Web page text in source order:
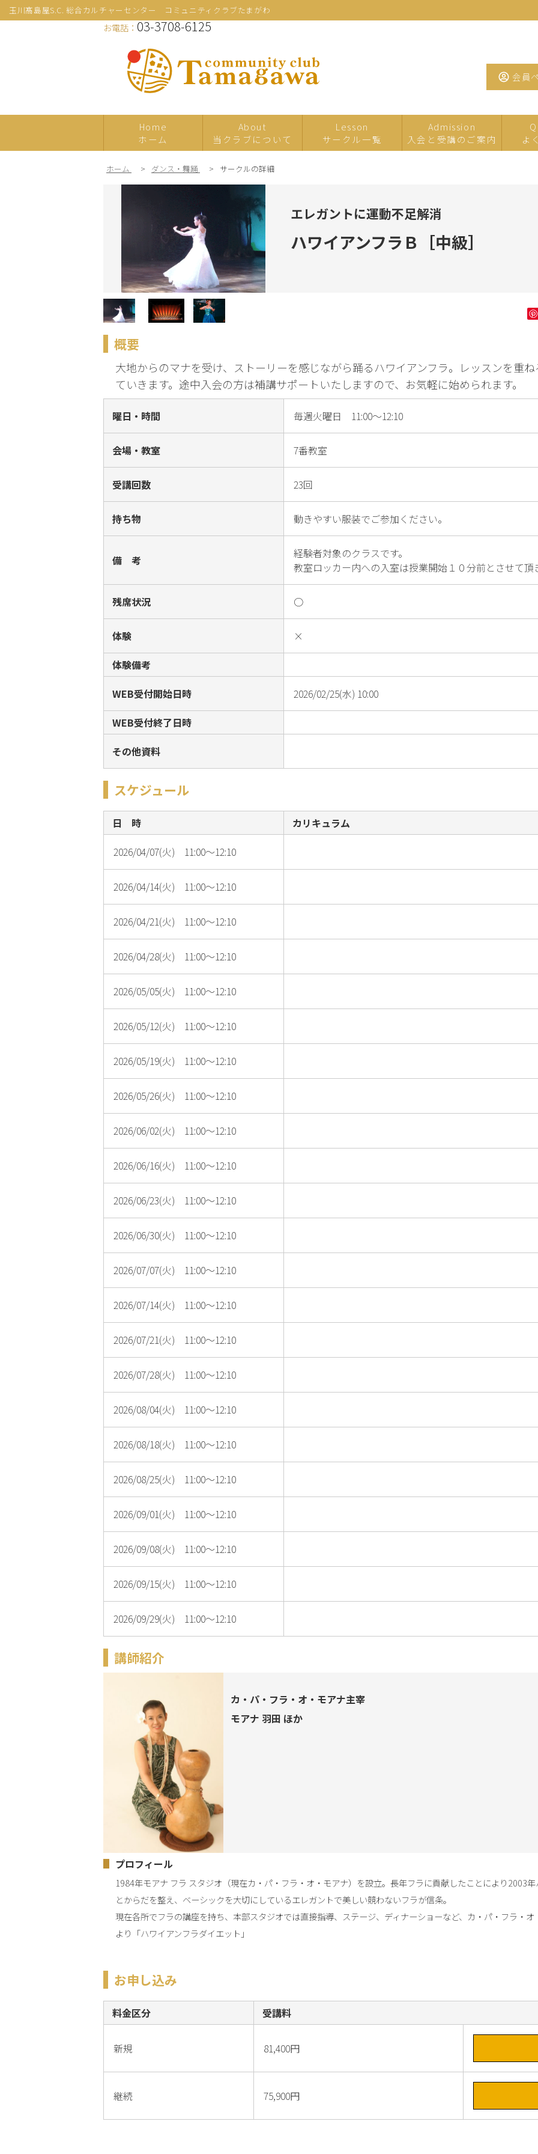
玉川髙島屋S.C. 総合カルチャーセンター コミュニティクラブたまがわ
お電話： 03-3708-6125
会員
Home
ホーム
About
当クラブについて
Lesson
サークル一覧
新規
プレ体験
サロン
日本の伝統文
趣味・暮らし 花・
Admission
入会と受講のご案内
よ
ホーム > ダンス・舞踊 > サークルの詳細
エレガントに運動不足解消
ハワイアンフラＢ［中級］
概要
大地からのマナを受け、ストーリーを感じながら踊るハワイアンフラ。レッスンを重
ていきます。途中入会の方は補講サポートいたしますので、お気軽に始められます。
曜日・時間 毎週火曜日 11:00～12:10
会場・教室 7番教室
受講回数 23回
持ち物 動きやすい服装でご参加ください。
備 考
経験者対象のクラスです。
教室ロッカー内への入室は授業開始１０分前とさせて頂
残席状況 ○
体験
×
体験備考
WEB受付開始日時
2026/02/25(水) 10:00
WEB受付終了日時
その他資料
スケジュール
日 時
カリキュラム
2026/04/07(火) 11:00～12:10
2026/04/14(火) 11:00～12:10
2026/04/21(火) 11:00～12:10
2026/04/28(火) 11:00～12:10
2026/05/05(火) 11:00～12:10
2026/05/12(火) 11:00～12:10
2026/05/19(火) 11:00～12:10
2026/05/26(火) 11:00～12:10
2026/06/02(火) 11:00～12:10
2026/06/16(火) 11:00～12:10
2026/06/23(火) 11:00～12:10
2026/06/30(火) 11:00～12:10
2026/07/07(火) 11:00～12:10
2026/07/14(火) 11:00～12:10
2026/07/21(火) 11:00～12:10
2026/07/28(火) 11:00～12:10
2026/08/04(火) 11:00～12:10
2026/08/18(火) 11:00～12:10
2026/08/25(火) 11:00～12:10
2026/09/01(火) 11:00～12:10
2026/09/08(火) 11:00～12:10
2026/09/15(火) 11:00～12:10
2026/09/29(火) 11:00～12:10
講師紹介
カ・パ・フラ・オ・モアナ主宰
モアナ 羽田 ほか
プロフィール
1984年モアナ フラ スタジオ（現在カ・パ・フラ・オ・モアナ）を設立。長年フラに貢献したことにより2003
とからだを整え、ベーシックを大切にしているエレガントで美しい競わないフラが信条。
現在各所でフラの講座を持ち、本部スタジオでは直接指導、ステージ、ディナーショーなど、カ・パ・フラ・
より「ハワイアンフラダイエット」
お申し込み
料金区分 受講料
新規 81,400円
継続 75,900円